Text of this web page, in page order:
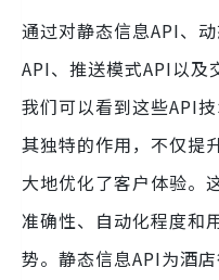
通过对静态信息API、
API、推送模式API以及
我们可以看到这些API
其独特的作用，不仅提
大地优化了客户体验。
准确性、自动化程度和
势。静态信息API为酒